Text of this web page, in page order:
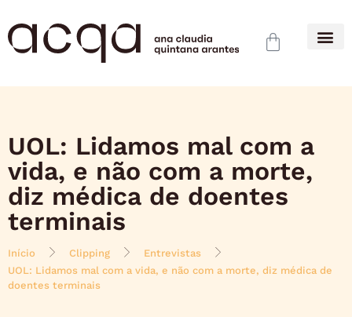
UOL: Lidamos mal com a
vida, e não com a morte,
diz médica de doentes
terminais
Início Clipping
Entrevistas
UOL: Lidamos mal com a vida, e não com a morte, diz médica de
doentes terminais